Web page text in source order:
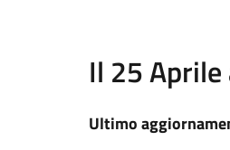
Il 25
Ultimo